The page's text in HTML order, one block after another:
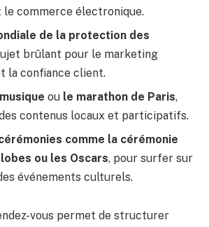
commerce électronique.
de la protection des
brûlant pour le marketing
la confiance client.
ou le marathon de Paris,
contenus locaux et participatifs.
comme la cérémonie
ou les Oscars, pour surfer sur
événements culturels.
vous permet de structurer